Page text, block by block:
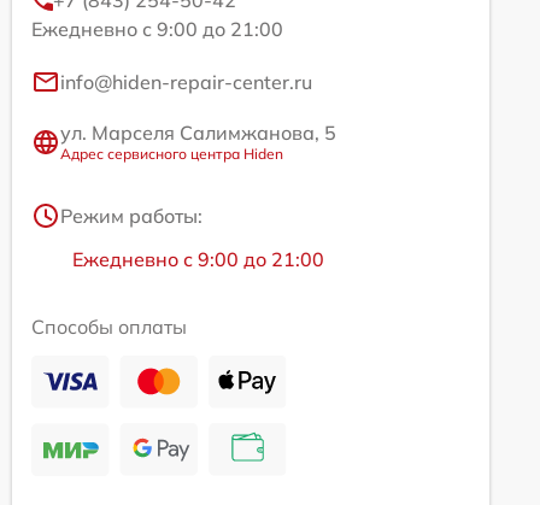
Ежедневно с 9:00 до 21:00
info@hiden-repair-center.ru
ул. Марселя Салимжанова, 5
Адрес сервисного центра Hiden
Режим работы:
Ежедневно с 9:00 до 21:00
Способы оплаты